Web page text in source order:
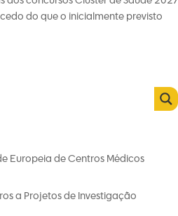
do que o inicialmente previsto
Europeia de Centros Médicos
a Projetos de Investigação